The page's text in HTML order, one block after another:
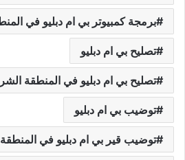
برمجة كمبيوتر بي ام دبليو في
تصليح بي ام دبليو
تصليح بي ام دبليو في المنطقة
توضيب بي ام دبليو
توضيب قير بي ام دبليو في